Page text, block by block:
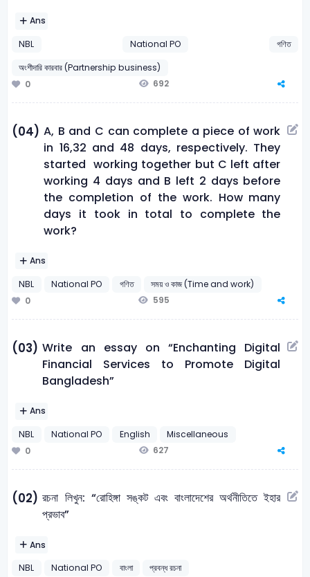
Ans
NBL
National PO
গণিত
অংশীদারি কারবার (Partnership business)
0
692
(04) A, B and C can complete a piece of work
in 16,32 and 48 days, respectively. They
started working together but C left after
working 4 days and B left 2 days before
the completion of the work. How many
days it took in total to complete the
work?
Ans
NBL
National PO গণিত
সময় ও কাজ (Time and work)
0
595
(03) Write an essay on “Enchanting Digital
Financial Services to Promote Digital
Bangladesh”
Ans
NBL
National PO English
Miscellaneous
0
627
(02) রচনা লিখুন: “রোহিঙ্গা সঙ্কট এবং বাংলাদেশের অর্থনীতিতে ইহার
প্রভাব”
Ans
NBL
National PO বাংলা
প্রবন্ধ রচনা